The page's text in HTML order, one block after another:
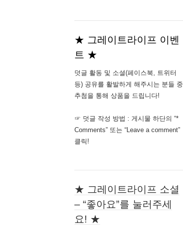
★ 그레이트라이프 이벤
트 ★
덧글 활동 및 소셜(페이스북, 트위터
등) 공유를 활발하게 해주시는 분들 중
추첨을 통해 상품을 드립니다!
☞ 덧글 작성 방법 : 게시물 하단의 “*
Comments” 또는 “Leave a comment”
클릭!
★ 그레이트라이프 소셜
– “좋아요”를 눌러주세
요! ★